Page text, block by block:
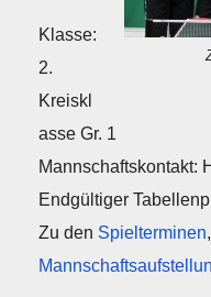
Klasse:
2.
Kreiskl
asse Gr. 1
Mannschaftskontakt:
Endgültiger
Zu den Spielterminen,